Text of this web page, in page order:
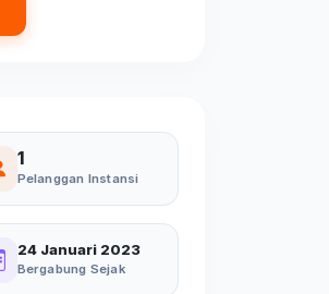
1
Pelanggan Instansi
24 Januari 2023
Bergabung Sejak